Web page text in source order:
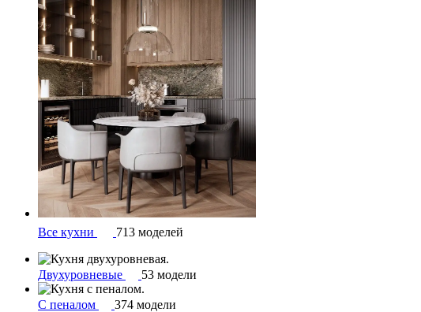
Все кухни 713 моделей
Двухуровневые 53 модели
С пеналом 374 модели